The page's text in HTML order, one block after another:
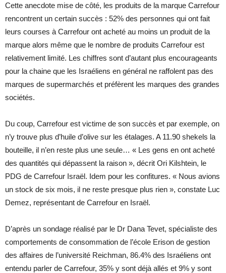
Cette anecdote mise de côté, les produits de la marque Carrefour
rencontrent un certain succès : 52% des personnes qui ont fait
leurs courses à Carrefour ont acheté au moins un produit de la
marque alors même que le nombre de produits Carrefour est
relativement limité. Les chiffres sont d’autant plus encourageants
pour la chaine que les Israéliens en général ne raffolent pas des
marques de supermarchés et préfèrent les marques des grandes
sociétés.
Du coup, Carrefour est victime de son succès et par exemple, on
n’y trouve plus d’huile d’olive sur les étalages. A 11.90 shekels la
bouteille, il n’en reste plus une seule… « Les gens en ont acheté
des quantités qui dépassent la raison », décrit Ori Kilshtein, le
PDG de Carrefour Israël. Idem pour les confitures. « Nous avions
un stock de six mois, il ne reste presque plus rien », constate Luc
Demez, représentant de Carrefour en Israël.
D’après un sondage réalisé par le Dr Dana Tevet, spécialiste des
comportements de consommation de l’école Erison de gestion
des affaires de l’université Reichman, 86.4% des Israéliens ont
entendu parler de Carrefour, 35% y sont déjà allés et 9% y sont